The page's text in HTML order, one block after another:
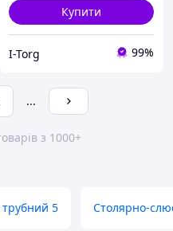
Купити
I-Torg 99%
...
з 1000+
5 Столярно-